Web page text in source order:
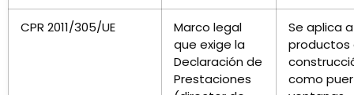
CPR 2011/305/UE
Marco legal
que exige la
Declaración de
Prestaciones
Se aplica a
productos
como